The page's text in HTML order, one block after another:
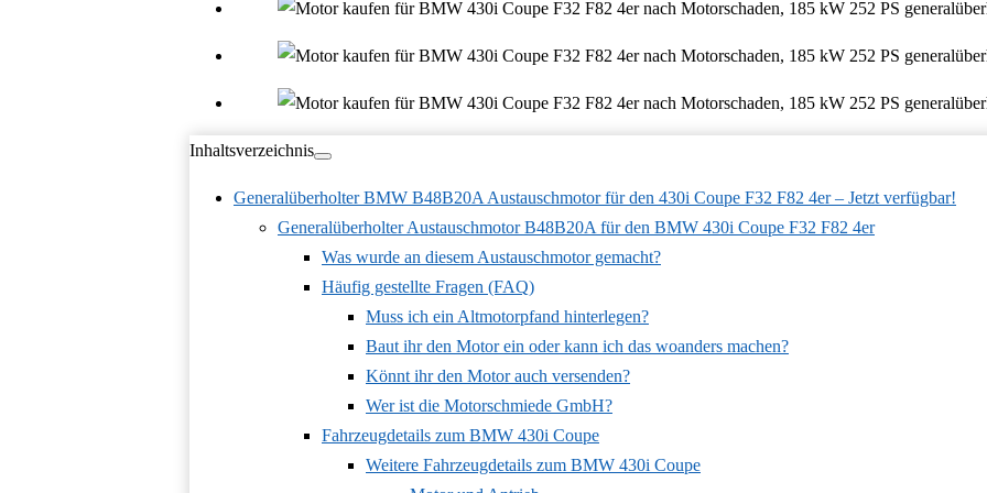
Inhaltsverzeichnis
Generalüberholter BMW B48B20A Austauschmotor für den 430i Coupe F32 F82 4er – Jetzt verfügbar!
Generalüberholter Austauschmotor B48B20A für den BMW 430i Coupe F32 F82 4er
Was wurde an diesem Austauschmotor gemacht?
Häufig gestellte Fragen (FAQ)
Muss ich ein Altmotorpfand hinterlegen?
Baut ihr den Motor ein oder kann ich das woanders machen?
Könnt ihr den Motor auch versenden?
Wer ist die Motorschmiede GmbH?
Fahrzeugdetails zum BMW 430i Coupe
Weitere Fahrzeugdetails zum BMW 430i Coupe